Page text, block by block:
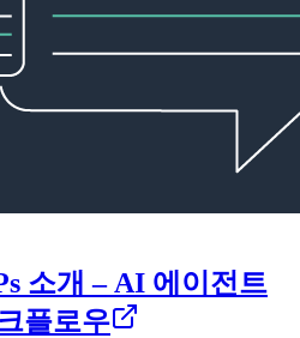
소개 – AI 에이전트
플로우